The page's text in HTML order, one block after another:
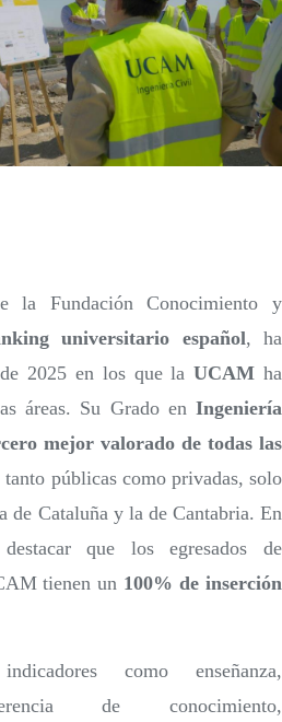
la Fundación Conocimiento y
universitario español, ha
de 2025 en los que laUCAM ha
áreas. Su Grado en Ingeniería
mejor valorado de todas las
tanto públicas como privadas, solo
de Cataluña y la de Cantabria. En
que los egresados de
tienen un 100% de inserción
como enseñanza,
de conocimiento,